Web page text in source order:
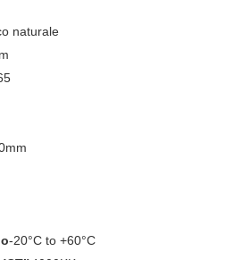
naturale
-20°C to +60°C